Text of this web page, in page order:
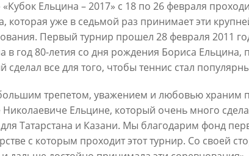
посетил хоккейный
команд
Мэр Казани посетил
«Украина. На
Ельцина – 2017» с 18 по 26 февраля
которая уже в седьмой раз принимает эти
Первый турнир прошел 28 февраля 2011
в год 80-летия со дня рождения Бориса Ельцина,
сделал все для того, чтобы теннис стал
трепетом, уважением и любовью храним
Николаевиче Ельцине, который очень много
Татарстана и Казани. Мы благодарим фонд
с которым проходит этот турнир. Со своей